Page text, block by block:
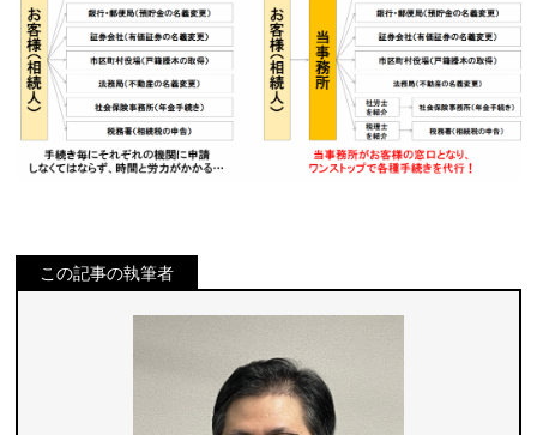
この記事の執筆者